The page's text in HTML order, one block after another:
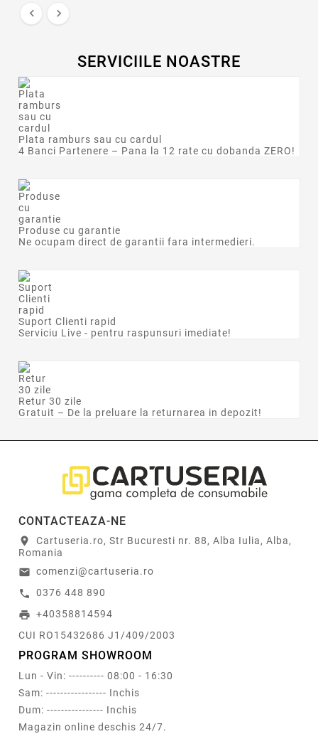
 
SERVICIILE NOASTRE
Plata ramburs sau cu cardul
4 Banci Partenere – Pana la 12 rate cu dobanda ZERO!
Produse cu garantie
Ne ocupam direct de garantii fara intermedieri.
Suport Clienti rapid
Serviciu Live - pentru raspunsuri imediate!
Retur 30 zile
Gratuit – De la preluare la returnarea in depozit!
CONTACTEAZA-NE
location_on
Cartuseria.ro, Str Bucuresti nr. 88, Alba Iulia, Alba,
Romania
email comenzi@cartuseria.ro
call 0376 448 890
print +40358814594
CUI RO15432686 J1/409/2003
PROGRAM SHOWROOM
Lun - Vin: ---------- 08:00 - 16:30
Sam: ----------------- Inchis
Dum: ---------------- Inchis
Magazin online deschis 24/7.